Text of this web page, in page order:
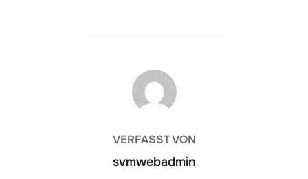
BEITRAGSAUTOR
VERFASST VON
svmwebadmin